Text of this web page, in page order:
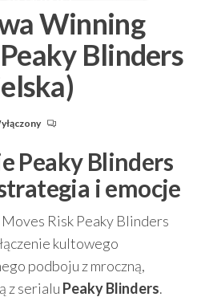
Winning
Blinders
Peaky Blinders
i emocje
Risk Peaky Blinders
kultowego
podboju z mroczną,
z serialu Peaky Blinders.